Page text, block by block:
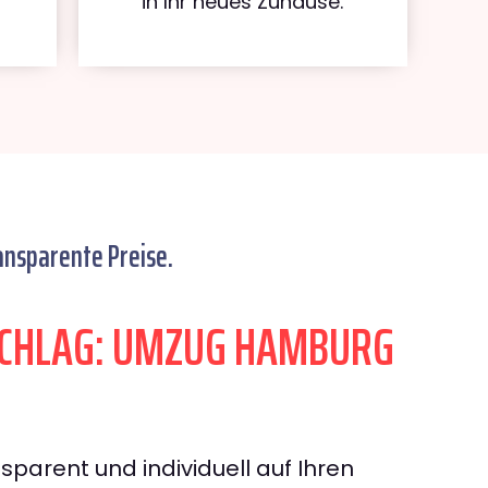
Preise.
UMZUG HAMBURG
und individuell auf Ihren